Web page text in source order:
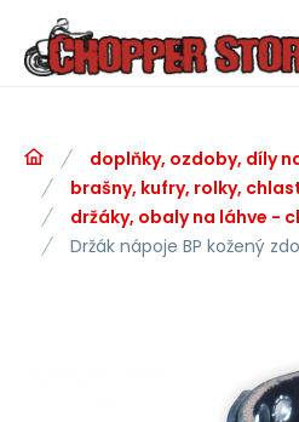
doplňky, ozdoby, díly
brašny, kufry, rolky,
držáky, obaly na láhve -
Držák nápoje BP kožený